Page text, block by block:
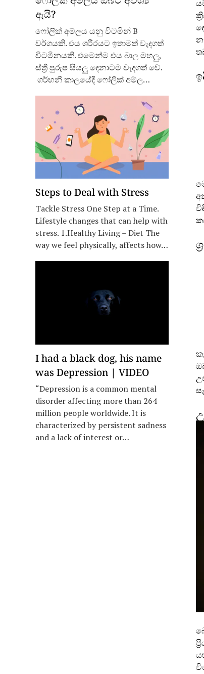
ඇයි?
ෆෝලික් අම්ලය යනු විටමින් B
වර්ගයකි. එය ශරීරයට ඉතාමත් වැදගත්
විටමිනයකි. එමෙන්ම එය බාල මහලු,
ස්ත්‍රී පුරුෂ සියලු දෙනාටම වැදගත් වේ.
ගර්භනී කාලයේදී ෆෝලික් අම්ල…
Steps to Deal with Stress
Tackle Stress One Step at a Time.
Lifestyle changes that can help with
stress. 1.Healthy Living – Diet The
way we feel physically, affects how…
I had a black dog, his name
was Depression | VIDEO
“Depression is a common mental
disorder affecting more than 264
million people worldwide. It is
characterized by persistent sadness
and a lack of interest or…